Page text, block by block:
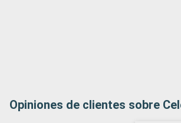
Opiniones de clientes sobre